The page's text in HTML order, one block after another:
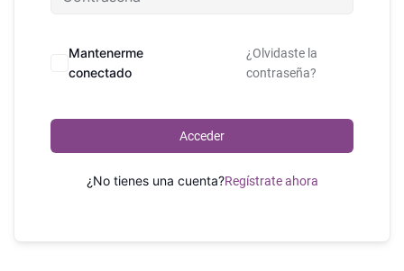
Mantenerme
conectado
¿Olvidaste la
contraseña?
Acceder
¿No tienes una cuenta?Regístrate ahora